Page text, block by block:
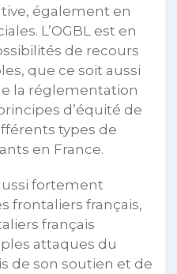
également en
L’OGBL est en
de recours
que ce soit aussi
la réglementation
d’équité de
types de
en France.
fortement
frontaliers français,
français
attaques du
de son soutien et de